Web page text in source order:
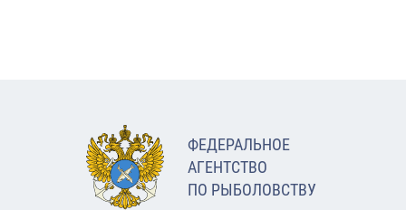
ФЕДЕРАЛЬНОЕ
АГЕНТСТВО
ПО РЫБОЛОВСТВУ